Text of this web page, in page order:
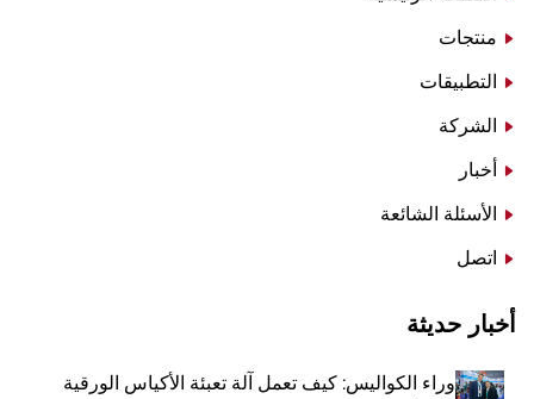
منتجات
التطبيقات
الشركة
أخبار
الأسئلة الشائعة
اتصل
أخبار حديثة
وراء الكواليس: كيف تعمل آلة تعبئة الأكياس الورقية